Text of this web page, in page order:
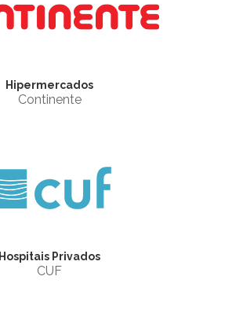
Hipermercados
Continente
Hospitais Privados
CUF